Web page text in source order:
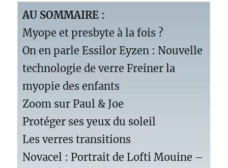
AU SOMMAIRE :
Myope et presbyte à la fois ?
On en parle Essilor Eyzen : Nouvelle
technologie de verre Freiner la
myopie des enfants
Zoom sur Paul & Joe
Protéger ses yeux du soleil
Les verres transitions
Novacel : Portrait de Lofti Mouine –